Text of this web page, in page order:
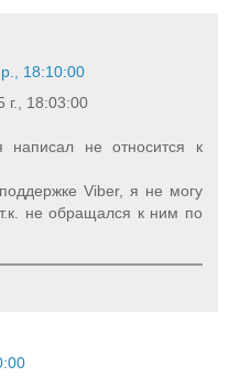
18:10:00
г., 18:03:00
не относится к
Viber, я не могу
не обращался к ним по